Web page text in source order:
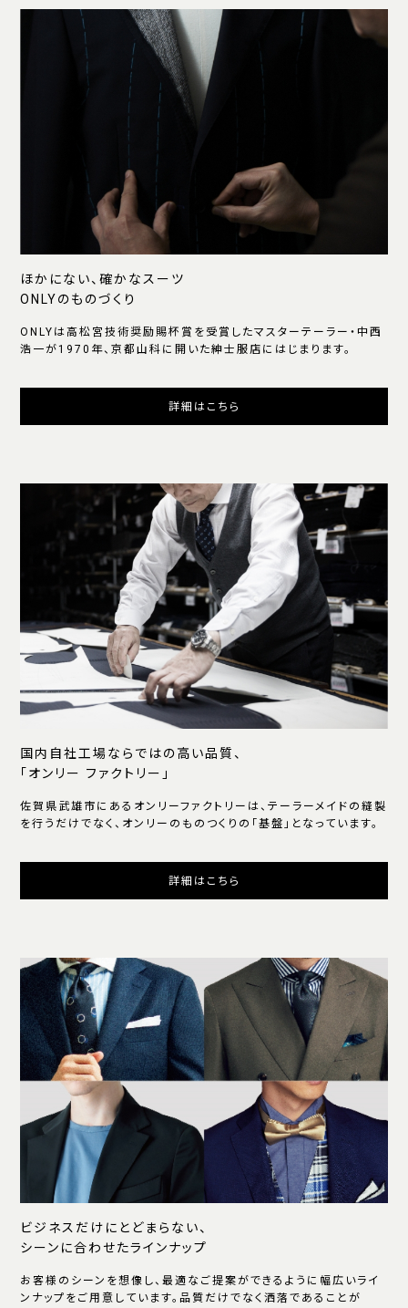
ほかにない、確かなスーツ
ONLYのものづくり
ONLYは高松宮技術奨励賜杯賞を受賞したマスターテーラー・中西
浩一が1970年、京都山科に開いた紳士服店にはじまります。
詳細はこちら
国内自社工場ならではの高い品質、
「オンリー ファクトリー」
佐賀県武雄市にあるオンリーファクトリーは、テーラーメイドの縫製
を行うだけでなく、オンリーのものつくりの「基盤」となっています。
詳細はこちら
ビジネスだけにとどまらない、
シーンに合わせたラインナップ
お客様のシーンを想像し、最適なご提案ができるように幅広いライ
ンナップをご用意しています。品質だけでなく洒落であることが